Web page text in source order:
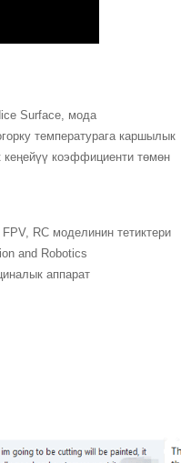
Surface, мода
температурага каршылык
коэффициенти төмөн
RC моделинин тетиктери
and Robotics
аппарат